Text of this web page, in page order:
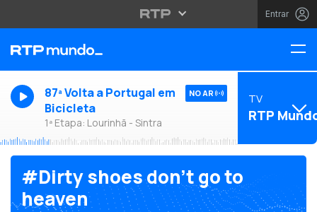
Entrar
87ª Volta a Portugal em
Bicicleta
1ª Etapa: Lourinhã - Sintra
NO AR TV
RTP
#Dirty shoes don’t go to
heaven